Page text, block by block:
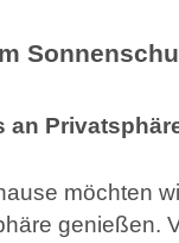
an
möchten
genießen.